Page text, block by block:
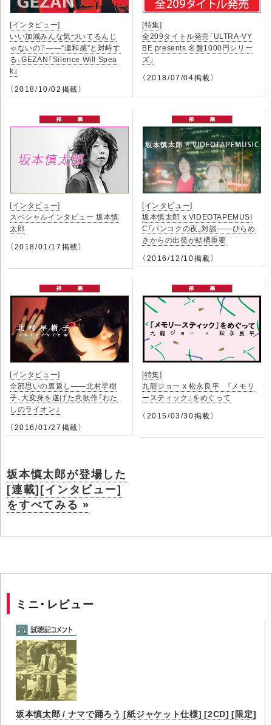
[インタビュー]
いい加減みんな気づいてるんじ
ゃないの？――“違和感”と対峙す
る、GEZAN『Silence Will Spea
k』
（2018/10/02掲載）
[特集]
全209タイトル発売「ULTRA-VY
BE presents 名盤1000円シリー
ズ」
（2018/07/04掲載）
[インタビュー]
スペシャルインタビュー 坂本慎
太郎
（2018/01/17掲載）
[インタビュー]
坂本慎太郎 x VIDEOTAPEMUSI
C「バンコクの夜」対談――ひらめ
きからの出発が結構重要
（2016/12/10掲載）
[インタビュー]
全部思いの裏返し――北村早樹
子、大変身を遂げた意欲作『わた
しのライオン』
（2016/01/27掲載）
[特集]
九龍ジョー x 松永良平 『メモリ
ースティック』をめぐって
（2015/03/30掲載）
坂本慎太郎が登場した
[連載][インタビュー]
をすべてみる »
ミニ・レビュー
坂本慎太郎 / ナマで踊ろう [紙ジャケット仕様] [2CD] [限定]